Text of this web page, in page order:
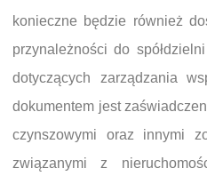
konieczne będzie również
przynależności do
dotyczących zarządzania
dokumentem jest
czynszowymi oraz innymi
związanymi z